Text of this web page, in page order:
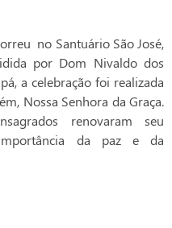
no Santuário São José,
por Dom Nivaldo dos
a celebração foi realizada
Nossa Senhora da Graça.
renovaram seu
da paz e da